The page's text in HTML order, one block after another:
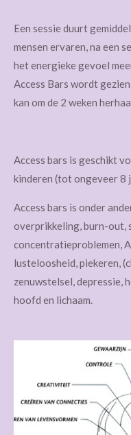
Een sessie duurt
mensen ervaren, na een
het energieke gevoel
Access Bars wordt
kan om de 2 weken
Access bars is geschikt
kinderen (tot ongeveer 8
Access bars is onder
overprikkeling, burn-out,
concentratieproblemen,
lusteloosheid, piekeren,
zenuwstelsel, depressie,
hoofd en lichaam.